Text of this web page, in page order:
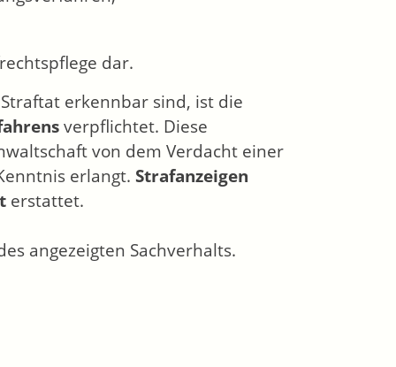
dar.
erkennbar sind, ist die
verpflichtet. Diese
von dem Verdacht einer
erlangt. Strafanzeigen
erstattet.
angezeigten Sachverhalts.